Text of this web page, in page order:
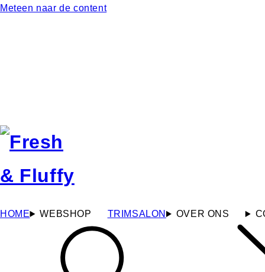
Meteen naar de content
HOME WEBSHOP TRIMSALON OVER ONS